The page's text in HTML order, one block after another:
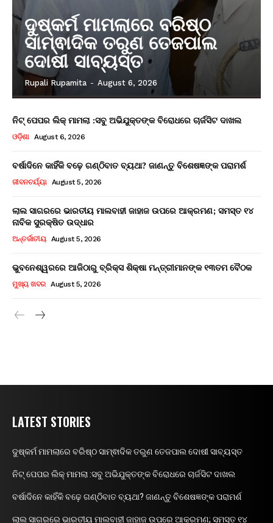
ଦୁଷ୍କର୍ମ ମାମଲାରେ ବରିଷ୍ଠ
ସାମ୍ଵାଦିକ ତରୁଣ ତେଜପାଲ
ଦୋଷୀ ସାବ୍ୟସ୍ତ
Rupali Rupamita - August 6, 2026
ନିଟ୍ ପେପର ଲିକ୍ ମାମଲା :ସବୁ ଅଭିଯୁକ୍ତଙ୍କ ବିରୋଧରେ ଚାର୍ଜସିଟ ଦାଖଲ
ଓଡ଼ିଶା August 6, 2026
ବର୍ଷାଦିନେ କାହିଁକି ବଢ଼େ ଗଣ୍ଠିବାତ ବ୍ୟଥା? ଜାଣନ୍ତୁ ବିଶେଷଜ୍ଞଙ୍କ ପରାମର୍ଶ
ଜୀବନଚର୍ଯ୍ୟା August 5, 2026
ଲାଲ ସାଗରରେ ଭାରତୀୟ ମାଲବାହୀ ଜାହାଜ ଉପରେ ଆକ୍ରମଣ; ସମସ୍ତ ୧୪
ନାବିକ ସୁରକ୍ଷିତ ଉଦ୍ଧାର
ଅନ୍ତର୍ଜାତୀୟ August 5, 2026
ଭୁବନେଶ୍ୱରରେ ଆଜିଠାରୁ ବ୍ରିକ୍ସ ଶିକ୍ଷା ମନ୍ତ୍ରୀମାନଙ୍କ ୧୩ତମ ବୈଠକ
ମୁଖ୍ୟ ଖବର August 5, 2026
LATEST STORIES
ଦୁଷ୍କର୍ମ ମାମଲାରେ ବରିଷ୍ଠ ସାମ୍ଵାଦିକ ତରୁଣ ତେଜପାଲ ଦୋଷୀ ସାବ୍ୟସ୍ତ
ନିଟ୍ ପେପର ଲିକ୍ ମାମଲା :ସବୁ ଅଭିଯୁକ୍ତଙ୍କ ବିରୋଧରେ ଚାର୍ଜସିଟ ଦାଖଲ
ବର୍ଷାଦିନେ କାହିଁକି ବଢ଼େ ଗଣ୍ଠିବାତ ବ୍ୟଥା? ଜାଣନ୍ତୁ ବିଶେଷଜ୍ଞଙ୍କ ପରାମର୍ଶ
ଲାଲ ସାଗରରେ ଭାରତୀୟ ମାଲବାହୀ ଜାହାଜ ଉପରେ ଆକ୍ରମଣ; ସମସ୍ତ ୧୪